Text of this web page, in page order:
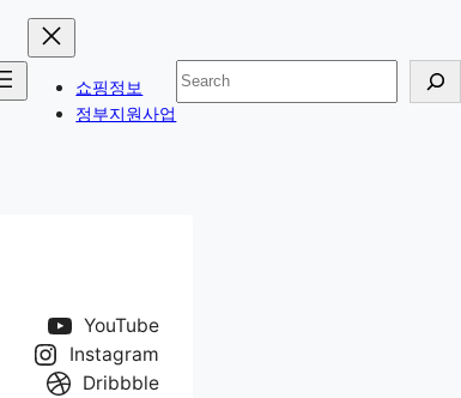
쇼핑정보
정부지원사업
검
색
YouTube
Instagram
Dribbble